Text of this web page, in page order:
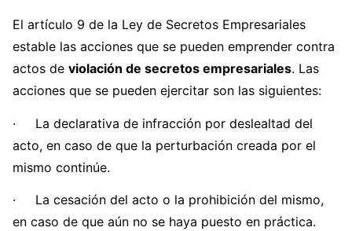
El artículo 9 de la Ley de Secretos Empresariales
estable las acciones que se pueden emprender contra
actos de violación de secretos empresariales. Las
acciones que se pueden ejercitar son las siguientes:
· La declarativa de infracción por deslealtad del
acto, en caso de que la perturbación creada por el
mismo continúe.
· La cesación del acto o la prohibición del mismo,
en caso de que aún no se haya puesto en práctica.